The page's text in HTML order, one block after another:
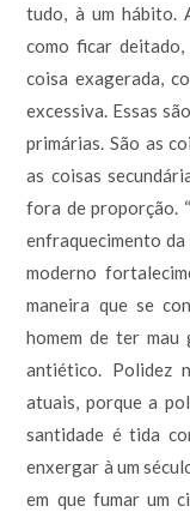
tudo, à um hábito.
como ficar
coisa exagerada,
excessiva. Essas
primárias. São as
as coisas
fora de proporção.
enfraquecimento da
moderno
maneira que se
homem de ter mau
antiético. Polidez
atuais, porque a
santidade é tida
enxergar à um
em que fumar um